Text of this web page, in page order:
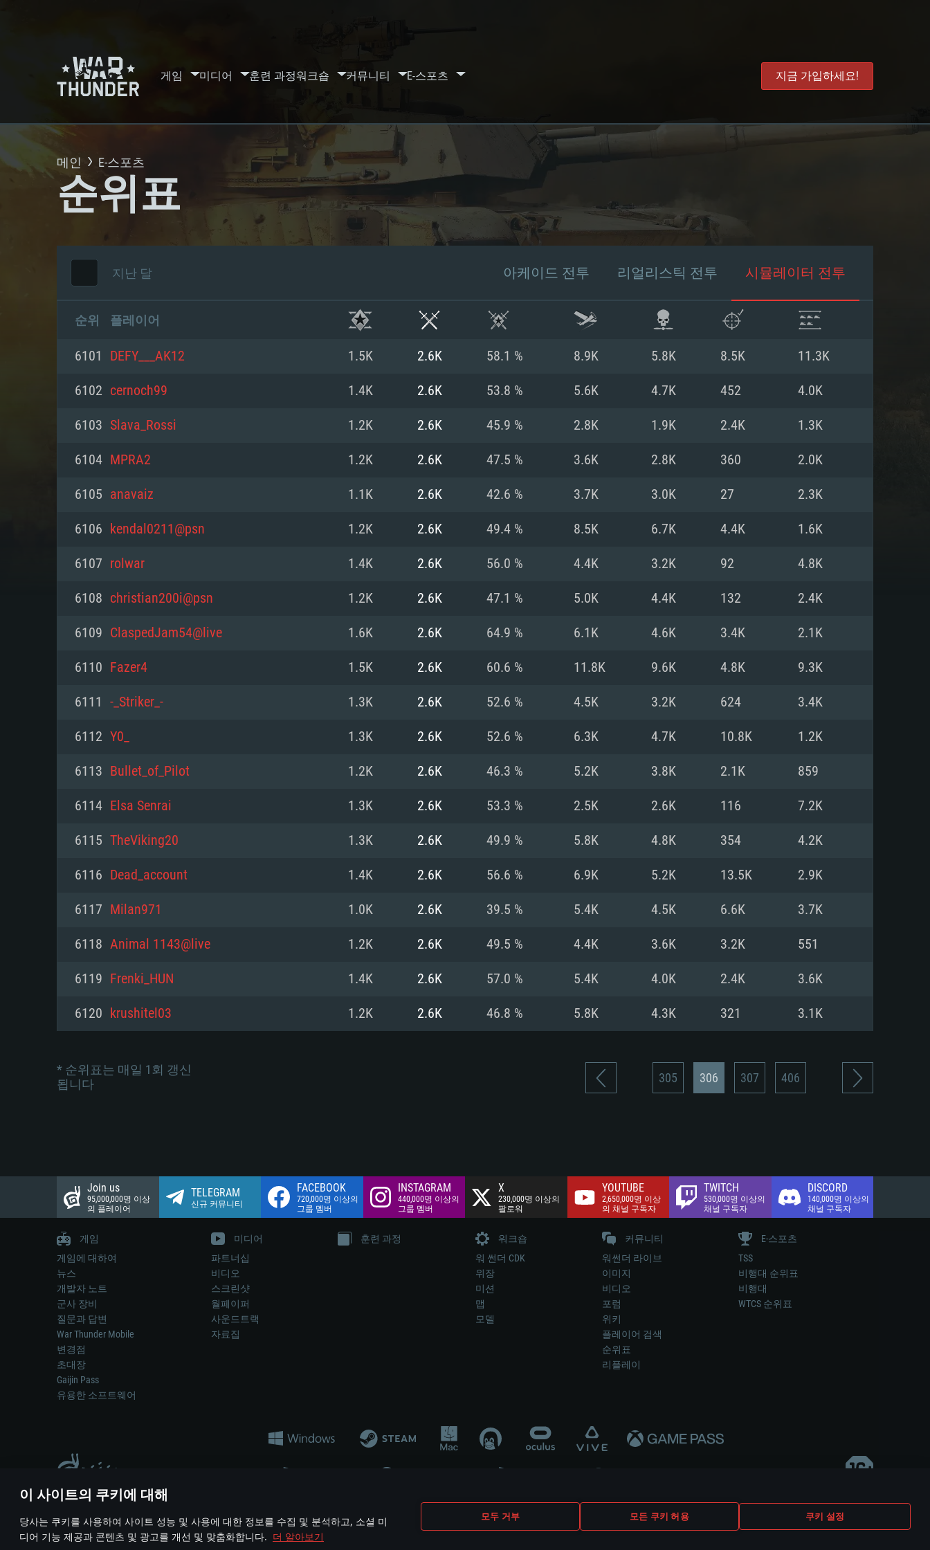
이 사이트의 쿠키에 대해
당사는 쿠키를 사용하여 사이트 성능 및 사용에 대한 정보를 수집 및 분석하고, 소셜 미
디어 기능 제공과 콘텐츠 및 광고를 개선 및 맞춤화합니다. 더 알아보기
모두 거부 모든 쿠키 허용 쿠키 설정
게임 미디어 훈련 과정워크숍 커뮤니티 E-스포츠 지금 가입하세요!
시스템 요구사항
PC Linux
최소사양
운영체제: Windows 10 (64 bit)
프로세서: 2.2 GHz 듀얼코어 이상
메모리: 4GB
그래픽 카드: DirectX 11 이상을 지원하는 AMD
해상도: 720p
네트워크: 브로드밴드 인터넷
여유 저장 공간: 22.1 GB (최소 클라이언트)
권장 사양
운영체제: Windows 10/11 (64 bit)
프로세서: Intel Core i5 또는 Ryzen 5 3600 이상
메모리: 16 GB 이상
그래픽 카드: DirectX 11 이상을 지원하는 Nvidia
최소사양
운영체제: Mac OS Big Sur 11.0
프로세서: 최소 2.2 GHz의 Core i5 (Intel Xeon 은 지
(Mac), 혹은 이와 비슷한 성능을 가지는 Mac 버전
의 AMD/Nvidia. 최소 해상도: 720p
네트워크: 브로드밴드 인터넷
여유 저장 공간: 22.1 GB (최소 클라이언트)
권장 사양
운영체제: Mac OS Big Sur 11.0
프로세서: Core i7 (Intel Xeon 은 지원하지 않습니
상
네트워크: 브로드밴드 인터넷
여유 저장 공간: 62.2 GB (전체 클라이언트)
최소사양
운영체제: 64bit Linux 중 최신 버전
프로세서: 2.4 GHz 듀얼코어
메모리: 4 GB
그래픽 카드: Vulkan 을 지원하고, 최신 그래픽 드라
와 동급의 성능을 가지며 최신 그래픽 드라이버를
지원하는 AMD (6개월 미만; 최소사양 지원 해상도
권장 사양
운영체제: Ubuntu 20.04 64bit
프로세서: Intel Core i7
메모리: 16 GB
그래픽 카드: Vulkan 을 지원하고, 최신 그래픽 드라
와 동급의 성능을 가지며 최신 그래픽 드라이버를
지원하는 AMD RX 570 (6개월 미만; 최소사양 지원
메인 E-스포츠
순위표
지난 달 아케이드 전투 리얼리스틱 전투 시뮬레이터 전투
순위 플레이어
6101 DEFY___AK12 1.5K 2.6K 58.1 % 8.9K 5.8K 8.5K 11.3K
6102 cernoch99 1.4K 2.6K 53.8 % 5.6K 4.7K 452 4.0K
6103 Slava_Rossi 1.2K 2.6K 45.9 % 2.8K 1.9K 2.4K 1.3K
6104 MPRA2 1.2K 2.6K 47.5 % 3.6K 2.8K 360 2.0K
6105 anavaiz 1.1K 2.6K 42.6 % 3.7K 3.0K 27 2.3K
6106 kendal0211@psn 1.2K 2.6K 49.4 % 8.5K 6.7K 4.4K 1.6K
6107 rolwar 1.4K 2.6K 56.0 % 4.4K 3.2K 92 4.8K
6108 christian200i@psn 1.2K 2.6K 47.1 % 5.0K 4.4K 132 2.4K
6109 ClaspedJam54@live 1.6K 2.6K 64.9 % 6.1K 4.6K 3.4K 2.1K
6110 Fazer4 1.5K 2.6K 60.6 % 11.8K 9.6K 4.8K 9.3K
6111 -_Striker_- 1.3K 2.6K 52.6 % 4.5K 3.2K 624 3.4K
6112 Y0_ 1.3K 2.6K 52.6 % 6.3K 4.7K 10.8K 1.2K
6113 Bullet_of_Pilot 1.2K 2.6K 46.3 % 5.2K 3.8K 2.1K 859
6114 Elsa Senrai 1.3K 2.6K 53.3 % 2.5K 2.6K 116 7.2K
6115 TheViking20 1.3K 2.6K 49.9 % 5.8K 4.8K 354 4.2K
6116 Dead_account 1.4K 2.6K 56.6 % 6.9K 5.2K 13.5K 2.9K
6117 Milan971 1.0K 2.6K 39.5 % 5.4K 4.5K 6.6K 3.7K
6118 Animal 1143@live 1.2K 2.6K 49.5 % 4.4K 3.6K 3.2K 551
6119 Frenki_HUN 1.4K 2.6K 57.0 % 5.4K 4.0K 2.4K 3.6K
6120 krushitel03 1.2K 2.6K 46.8 % 5.8K 4.3K 321 3.1K
* 순위표는 매일 1회 갱신
됩니다
305 306 307 406
Join us
95,000,000명 이상
의 플레이어
TELEGRAM
신규 커뮤니티
FACEBOOK
720,000명 이상의
그룹 멤버
INSTAGRAM
440,000명 이상의
그룹 멤버
X
230,000명 이상의
팔로워
YOUTUBE
2,650,000명 이상
의 채널 구독자
TWITCH
530,000명 이상의
채널 구독자
DISCORD
140,000명 이상의
채널 구독자
게임
게임에 대하여
뉴스
개발자 노트
군사 장비
질문과 답변
War Thunder Mobile
변경점
초대장
Gaijin Pass
유용한 소프트웨어
미디어
파트너십
비디오
스크린샷
월페이퍼
사운드트랙
자료집
훈련 과정
워크숍
워 썬더 CDK
위장
미션
맵
모델
커뮤니티
워썬더 라이브
이미지
비디오
포럼
위키
플레이어 검색
순위표
리플레이
E-스포츠
TSS
비행대 순위표
비행대
WTCS 순위표
게임 에서 어떠한 현실의 무기나 차량을 묘사하는 것은 무기 개발 업체나 장비 제조 업체가 게임 개발 후원 또는 홍보에 참여하지 않습니다..
© 2011—2026 Gaijin Games Kft. All trademarks, logos and brand names are the property of their respective owners.
이용 약관 이용 약관